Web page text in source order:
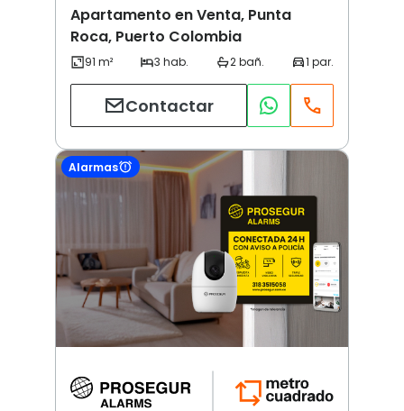
Apartamento en Venta, Punta
Roca, Puerto Colombia
Contactar
Alarmas